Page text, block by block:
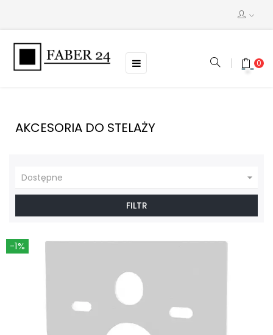
Toggle
navigation
☰ 0
AKCESORIA DO STELAŻY
Dostępne 
FILTR
-1%